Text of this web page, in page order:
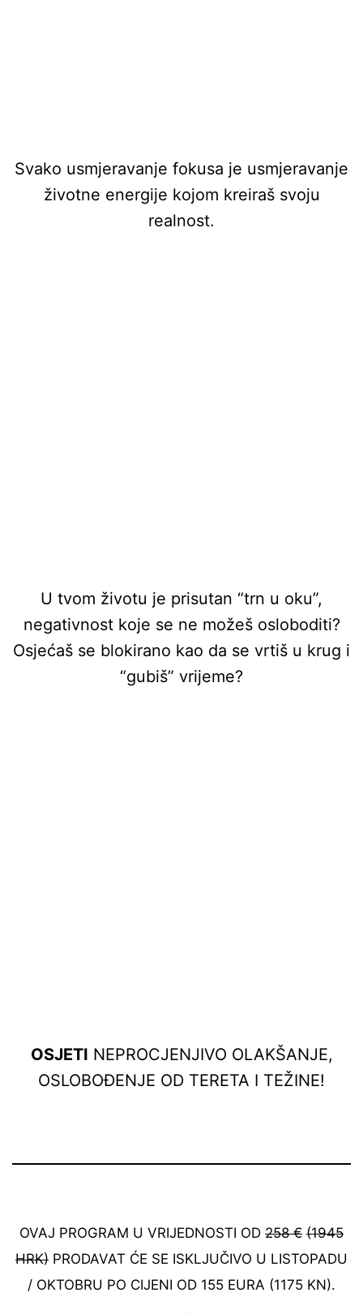
Svako usmjeravanje fokusa je usmjeravanje
životne energije kojom kreiraš svoju
realnost.
U tvom životu je prisutan “trn u oku”,
negativnost koje se ne možeš osloboditi?
Osjećaš se blokirano kao da se vrtiš u krug i
“gubiš” vrijeme?
OSJETI NEPROCJENJIVO OLAKŠANJE,
OSLOBOĐENJE OD TERETA I TEŽINE!
OVAJ PROGRAM U VRIJEDNOSTI OD 258 € (1945
HRK) PRODAVAT ĆE SE ISKLJUČIVO U LISTOPADU
/ OKTOBRU PO CIJENI OD 155 EURA (1175 KN).